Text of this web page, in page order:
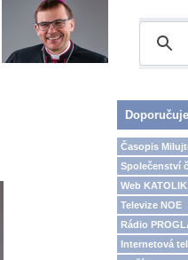
Časopis
Společenství
Web
Televize NOE
Rádio
Internetová